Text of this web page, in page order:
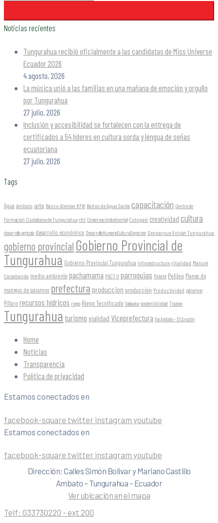
Noticias recientes
Tungurahua recibió oficialmente a las candidatas de Miss Universe
Ecuador 2026
4 agosto, 2026
La música unió a las familias en una mañana de emoción y orgullo
por Tungurahua
27 julio, 2026
Inclusión y accesibilidad se fortalecen con la entrega de
certificados a 54 líderes en cultura sorda y lengua de señas
ecuatoriana
27 julio, 2026
Tags
Agua Ambato arte Banco Alemán KFW Baños de Agua Santa capacitación Centro de
Formación Ciudadana de Tungurahua cfct ConservaciónAmbiental Cotopaxi creatividad cultura
desarrollo agrícola desarrollo económico DesarrolloHumanoCulturaDeportes Geoparque Volcán Tungurahua
gobierno provincial Gobierno Provincial de
Tungurahua Gobierno Provincial Tungurahua Infraestructura y Vialidad Manuel
Caizabanda medio ambiente pachamama PACT II parroquias Patate Pelileo Planes de
manejos de páramos prefectura produccion producción Productividad páramos
Píllaro recursos hídricos riego Riego Tecnificado Salasaka sostenibilidad Tisaleo
Tungurahua turismo vialidad Viceprefectura Vía Ambato - El Corazón
Home
Noticias
Transparencia
Política de privacidad
Estamos conectados en
facebook-square twitter instagram youtube
Estamos conectados en
facebook-square twitter instagram youtube
Dirección: Calles Simón Bolivar y Mariano Castillo
Ambato – Tungurahua – Ecuador
Ver ubicación en el mapa
Telf: 033730220 - ext 200